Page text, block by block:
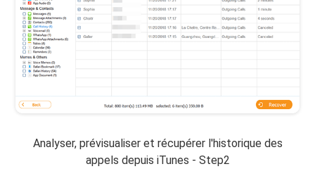
Analyser, prévisualiser et récupérer l'historique des
appels depuis iTunes - Step2